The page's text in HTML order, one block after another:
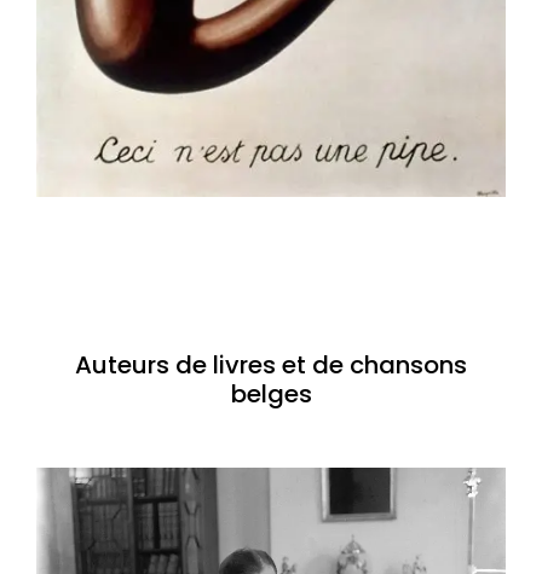
Auteurs de livres et de chansons
belges